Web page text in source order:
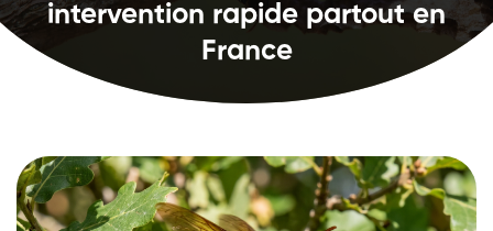
intervention rapide partout en
France